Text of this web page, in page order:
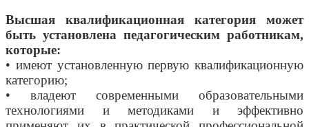
Высшая квалификационная категория может
быть установлена педагогическим работникам,
которые:
• имеют установленную первую квалификационную
категорию;
• владеют современными образовательными
технологиями и методиками и эффективно